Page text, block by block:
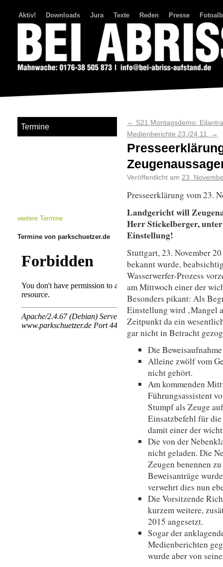
Aktiv! Downloads Jura Texte Reden Presse
← S21 Montagsdemo:
Medienberichte 23./24.11. →
Veröffentlicht am 23.
Presseerklärung vom 23.
Landgericht will
Herr Stickelberger,
Einstellung!
Stuttgart, 23. November
bekannt wurde,
Wasserwerfer-Prozess
am Mittwoch einer der
Besonders pikant: Als
Einstellung wird ‚Mangel
Zeitpunkt da ein
gar nicht in Betracht
Die
Alleine zwölf vom
nicht gehört.
Am kommenden
Führungsassistent
Stumpf als Zeuge
Einsatzbefehl für die
damit einer der
Die von der
nicht geladen. Die
Zeugen benennen
Beweisanträge
verwehrt dies nun
Die Vorsitzende
kurzem weitere,
2015 angesetzt.
Sogar der
Medienberichten
wurde aber von
Termine
weitere Termine
Termine von parkschuetzer.de